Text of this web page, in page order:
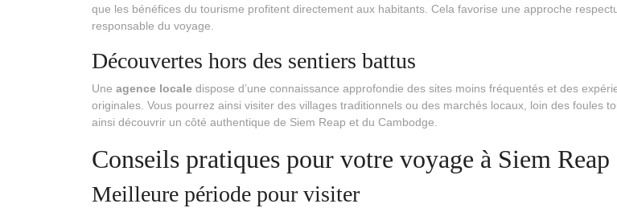
que les bénéfices du tourisme profitent directement aux habitants. Cela favorise une approche
responsable du voyage.
Découvertes hors des sentiers battus
Une agence locale dispose d’une connaissance approfondie des sites moins fréquentés et des
originales. Vous pourrez ainsi visiter des villages traditionnels ou des marchés locaux, loin des foules
ainsi découvrir un côté authentique de Siem Reap et du Cambodge.
Conseils pratiques pour votre voyage à Siem Reap
Meilleure période pour visiter